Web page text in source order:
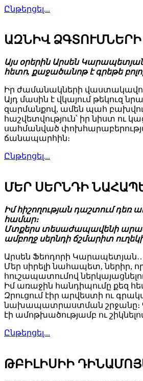
Ընթերցել...
ԱԶՆԻՎ
Այս օրերին Արսեն
հետո, քաջածանոթ է գրեթե
Իր ժամանակների
Այդ մասին է վկայում թեկուզ
զարմանքով, ամեն պահ
հաշվետվություն՝ իր նիստ
սահմանված
ճանապարհին։
Ընթերցել...
ՄԵՐ ՍԵՐՆԴԻ
Իմ հիշողության դաշտում դեռ
համար։
Մտքերս տեսաժապավենի
ամբողջ սերնդի ճշմարիտ
Արսեն Ֆեոդորի
Մեր սիրելի նահապետ, ներիր, որ
հուշապատումով
Իմ առաջին հանդիպումը քեզ
Զրուցում էիր արվեստի ու
նախապատրաստման շրջանը։
էի ամոթխածությամբ ու
Ընթերցել...
ԹԲԻԼԻՍԻԻ